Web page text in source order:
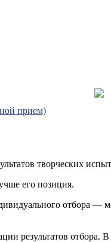
прием)
творческих
его позиция.
отбора
результатов отбора.